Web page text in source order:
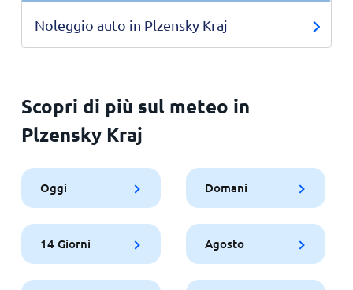
Noleggio auto in Plzensky Kraj
Scopri di più sul meteo in
Plzensky Kraj
Oggi Domani
14 Giorni Agosto